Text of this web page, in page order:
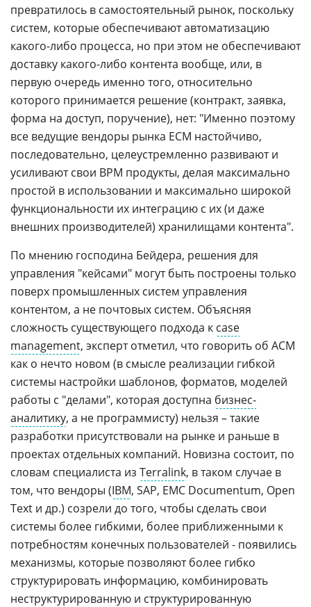
превратилось в самостоятельный рынок, поскольку
систем, которые обеспечивают автоматизацию
какого-либо процесса, но при этом не обеспечивают
доставку какого-либо контента вообще, или, в
первую очередь именно того, относительно
которого принимается решение (контракт, заявка,
форма на доступ, поручение), нет: "Именно поэтому
все ведущие вендоры рынка ЕСМ настойчиво,
последовательно, целеустремленно развивают и
усиливают свои BPM продукты, делая максимально
простой в использовании и максимально широкой
функциональности их интеграцию с их (и даже
внешних производителей) хранилищами контента".
По мнению господина Бейдера, решения для
управления "кейсами" могут быть построены только
поверх промышленных систем управления
контентом, а не почтовых систем. Объясняя
сложность существующего подхода к case
management, эксперт отметил, что говорить об ACM
как о нечто новом (в смысле реализации гибкой
системы настройки шаблонов, форматов, моделей
работы с "делами", которая доступна бизнес-
аналитику, а не программисту) нельзя – такие
разработки присутствовали на рынке и раньше в
проектах отдельных компаний. Новизна состоит, по
словам специалиста из Terralink, в таком случае в
том, что вендоры (IBM, SAP, EMC Documentum, Open
Text и др.) созрели до того, чтобы сделать свои
системы более гибкими, более приближенными к
потребностям конечных пользователей - появились
механизмы, которые позволяют более гибко
структурировать информацию, комбинировать
неструктурированную и структурированную